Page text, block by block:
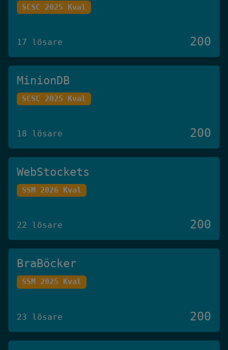
SCSC 2025 Kval
17 lösare 200
MinionDB
SCSC 2025 Kval
18 lösare 200
WebStockets
SSM 2026 Kval
22 lösare 200
BraBöcker
SSM 2025 Kval
23 lösare 200